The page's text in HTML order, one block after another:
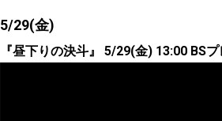
5/29(金)
『昼下りの決斗』 5/29(金) 13:00 BS